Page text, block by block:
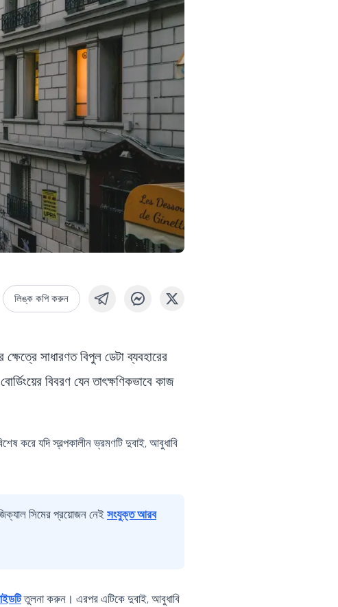
লিঙ্ক কপি করুন
সাধারণত বিপুল ডেটা ব্যবহারের
বিবরণ যেন তাৎক্ষণিকভাবে কাজ
করে যদি স্বল্পকালীন ভ্রমণটি দুবাই, আবুধাবি
সিমের প্রয়োজন নেই সংযুক্ত আরব
তুলনা করুন। এরপর এটিকে দুবাই, আবুধাবি